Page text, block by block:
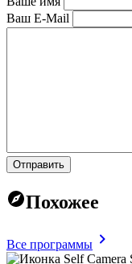
Ваш E-Mail
Отправить
Похожее
Все программы